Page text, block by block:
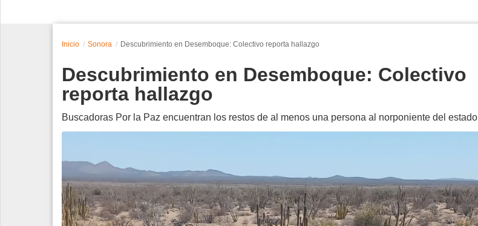
Edición Impresa
Inicio Sonora Descubrimiento en Desemboque: Colectivo reporta hallazgo
Descubrimiento en Desemboque: Colectivo
reporta hallazgo
Buscadoras Por la Paz encuentran los restos de al menos una persona al norponiente del estado